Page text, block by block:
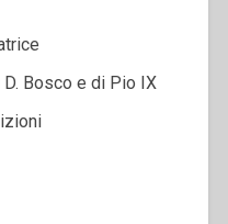
Bosco e di Pio IX